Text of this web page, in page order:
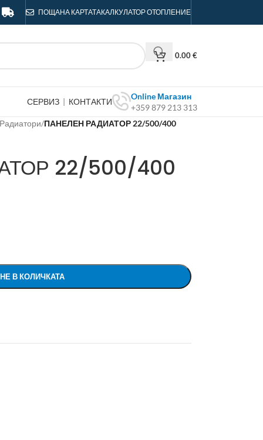
ПОЩАНА КАРТАТАКАЛКУЛАТОР ОТОПЛЕНИЕ
0.00€
СЕРВИЗ | КОНТАКТИ
Online Магазин
+359 879 213 313
/ПАНЕЛЕН РАДИАТОР 22/500/400
22/500/400
В КОЛИЧКАТА